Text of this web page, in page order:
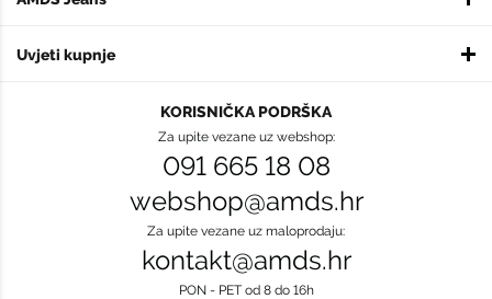
Uvjeti kupnje
KORISNIČKA PODRŠKA
Za upite vezane uz webshop:
091 665 18 08
webshop@amds.hr
Za upite vezane uz maloprodaju:
kontakt@amds.hr
PON - PET od 8 do 16h